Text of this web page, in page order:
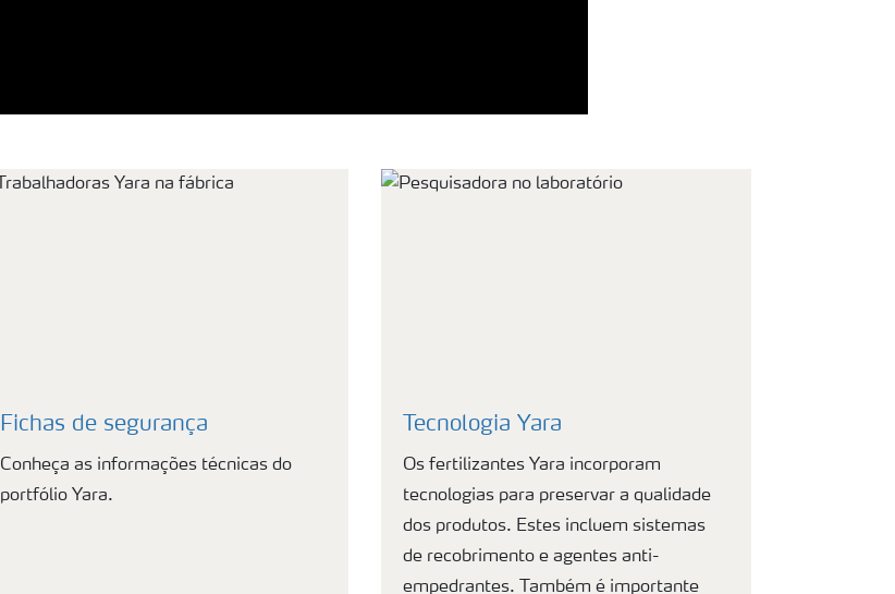
Fichas de segurança
Conheça as informações técnicas do
portfólio Yara.
Tecnologia Yara
Os fertilizantes Yara incorporam
tecnologias para preservar a qualidade
dos produtos. Estes incluem sistemas
de recobrimento e agentes anti-
empedrantes. Também é importante